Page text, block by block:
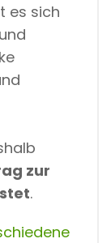
es sich
zur
.